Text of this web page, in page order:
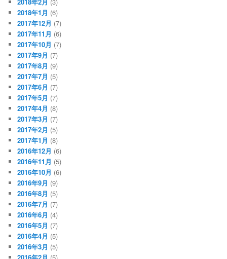
2018年1月 (6)
2017年12月 (7)
2017年11月 (6)
2017年10月 (7)
2017年9月 (7)
2017年8月 (9)
2017年7月 (5)
2017年6月 (7)
2017年5月 (7)
2017年4月 (8)
2017年3月 (7)
2017年2月 (5)
2017年1月 (8)
2016年12月 (6)
2016年11月 (5)
2016年10月 (6)
2016年9月 (9)
2016年8月 (5)
2016年7月 (7)
2016年6月 (4)
2016年5月 (7)
2016年4月 (5)
2016年3月 (5)